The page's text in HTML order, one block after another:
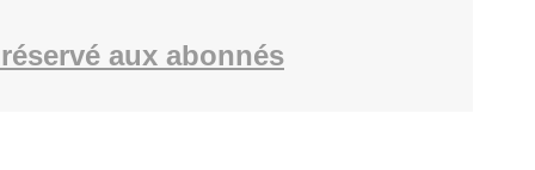
aux abonnés